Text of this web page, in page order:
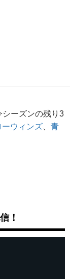
ーズンの残り3
ーウィンズ
青
！